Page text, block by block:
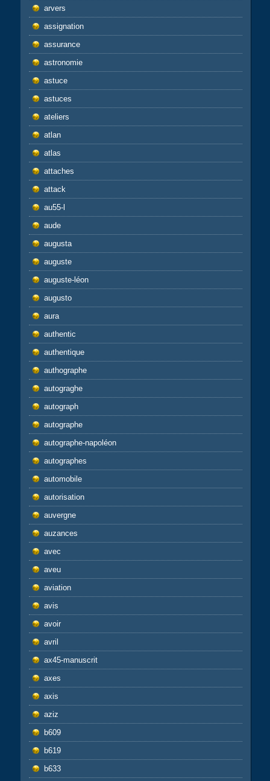
arvers
assignation
assurance
astronomie
astuce
astuces
ateliers
atlan
atlas
attaches
attack
au55-l
aude
augusta
auguste
auguste-léon
augusto
aura
authentic
authentique
authographe
autograghe
autograph
autographe
autographe-napoléon
autographes
automobile
autorisation
auvergne
auzances
avec
aveu
aviation
avis
avoir
avril
ax45-manuscrit
axes
axis
aziz
b609
b619
b633